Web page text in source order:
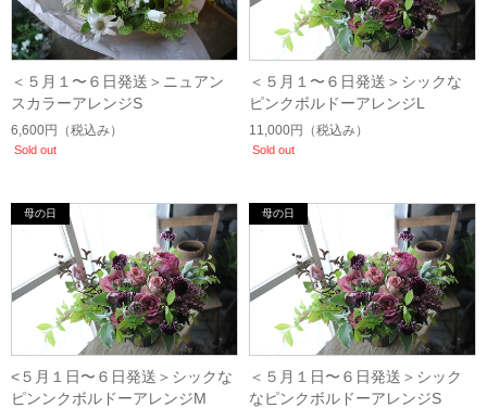
＜５月１〜６日発送＞ニュアン
スカラーアレンジS
6,600円 （税込み）
Sold out
＜５月１〜６日発送＞シックな
ピンクボルドーアレンジL
11,000円 （税込み）
Sold out
<５月１日〜６日発送＞シックな
ピンンクボルドーアレンジM
＜５月１日〜６日発送＞シック
なピンクボルドーアレンジS